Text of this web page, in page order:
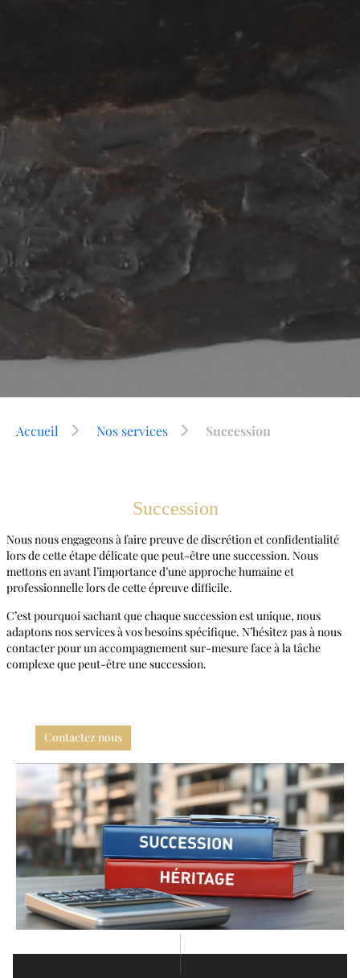
Accueil Nos services Succession
Succession
Nous nous engageons à faire preuve de discrétion et confidentialité
lors de cette étape délicate que peut-être une succession. Nous
mettons en avant l’importance d’une approche humaine et
professionnelle lors de cette épreuve difficile.
C’est pourquoi sachant que chaque succession est unique, nous
adaptons nos services à vos besoins spécifique. N’hésitez pas à nous
contacter pour un accompagnement sur-mesure face à la tâche
complexe que peut-être une succession.
Contactez nous